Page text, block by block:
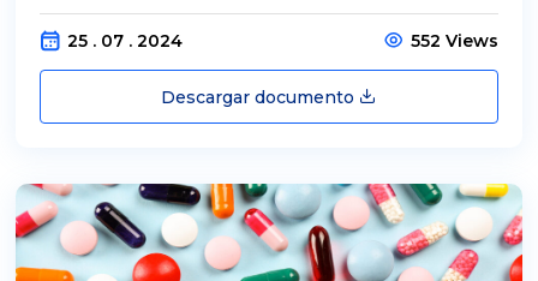
25 . 07 . 2024 552 Views
Descargar documento